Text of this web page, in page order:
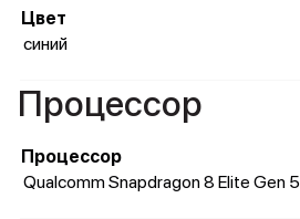
Цвет
синий
Процессор
Процессор
Qualcomm Snapdragon 8 Elite Gen 5